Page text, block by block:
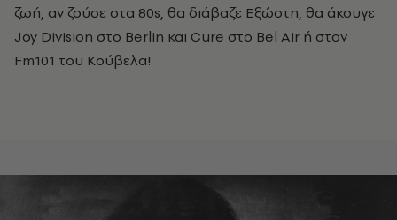
ζωή, αν ζούσε στα 80s, θα διάβαζε Εξώστη, θα άκουγε
Joy Division στο Berlin και Cure στο Bel Air ή στον
Fm101 του Κούβελα!